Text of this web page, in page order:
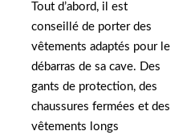
Tout d’abord, il est
conseillé de porter des
vêtements adaptés pour le
débarras de sa cave. Des
gants de protection, des
chaussures fermées et des
vêtements longs